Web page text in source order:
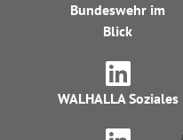
Bundeswehr im
Blick
WALHALLA Soziales